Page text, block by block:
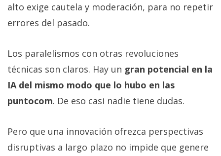
alto exige cautela y moderación, para no repetir
errores del pasado.
Los paralelismos con otras revoluciones
técnicas son claros. Hay un gran potencial en la
IA del mismo modo que lo hubo en las
puntocom. De eso casi nadie tiene dudas.
Pero que una innovación ofrezca perspectivas
disruptivas a largo plazo no impide que genere